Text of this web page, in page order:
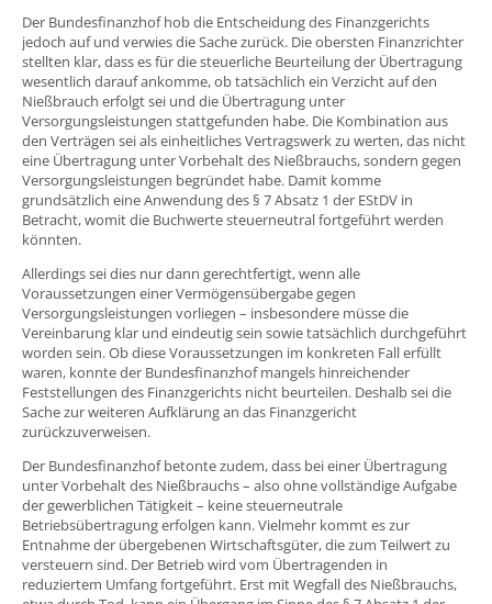
Der Bundesfinanzhof hob die Entscheidung des Finanzgerichts
jedoch auf und verwies die Sache zurück. Die obersten Finanzrichter
stellten klar, dass es für die steuerliche Beurteilung der Übertragung
wesentlich darauf ankomme, ob tatsächlich ein Verzicht auf den
Nießbrauch erfolgt sei und die Übertragung unter
Versorgungsleistungen stattgefunden habe. Die Kombination aus
den Verträgen sei als einheitliches Vertragswerk zu werten, das nicht
eine Übertragung unter Vorbehalt des Nießbrauchs, sondern gegen
Versorgungsleistungen begründet habe. Damit komme
grundsätzlich eine Anwendung des § 7 Absatz 1 der EStDV in
Betracht, womit die Buchwerte steuerneutral fortgeführt werden
könnten.
Allerdings sei dies nur dann gerechtfertigt, wenn alle
Voraussetzungen einer Vermögensübergabe gegen
Versorgungsleistungen vorliegen – insbesondere müsse die
Vereinbarung klar und eindeutig sein sowie tatsächlich durchgeführt
worden sein. Ob diese Voraussetzungen im konkreten Fall erfüllt
waren, konnte der Bundesfinanzhof mangels hinreichender
Feststellungen des Finanzgerichts nicht beurteilen. Deshalb sei die
Sache zur weiteren Aufklärung an das Finanzgericht
zurückzuverweisen.
Der Bundesfinanzhof betonte zudem, dass bei einer Übertragung
unter Vorbehalt des Nießbrauchs – also ohne vollständige Aufgabe
der gewerblichen Tätigkeit – keine steuerneutrale
Betriebsübertragung erfolgen kann. Vielmehr kommt es zur
Entnahme der übergebenen Wirtschaftsgüter, die zum Teilwert zu
versteuern sind. Der Betrieb wird vom Übertragenden in
reduziertem Umfang fortgeführt. Erst mit Wegfall des Nießbrauchs,